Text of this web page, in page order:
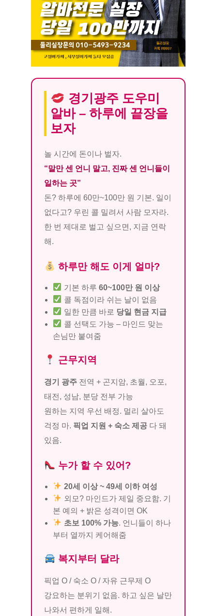
경기광주 도우미
알바 – 하루에 끝장을
보자
놀 시간에 돈이나 벌자.
“말만 센 언니 말고, 진짜 센 언니들이
일하는 곳”
돈? 하루에 60만~100만 원 기본. 일이
없다고? 우린 콜 밀려서 사람 모자라.
한 번 제대로 벌고 싶으면, 지금 연락
해.
하루만 해도 이게 얼마?
기본 하루 60~100만 원 이상
콜 독점이라 쉬는 날이 없음
일한 만큼 바로 당일 현금 지급
콜 선택도 가능 – 마인드 맞는
손님만 붙여줌
근무지역
경기 광주 전역 + 곤지암, 초월, 오포,
태전, 성남, 분당 전부 가능
원하는 지역 우선 배정. 멀리 살아도
걱정 마. 픽업 지원 + 숙소 제공 다 돼
있음.
누가 할 수 있어?
20세 이상 ~ 49세 이하 여성
외모? 마인드가 제일 중요함. 기
본 예의 + 밝은 성격이면 OK
초보 100% 가능. 언니들이 하나
부터 열까지 케어해줌
복지부터 달라
픽업 O / 숙소 O / 자유 근무제 O
강요하는 분위기 없음. 하고 싶은 날만
나와서 편하게 일해.